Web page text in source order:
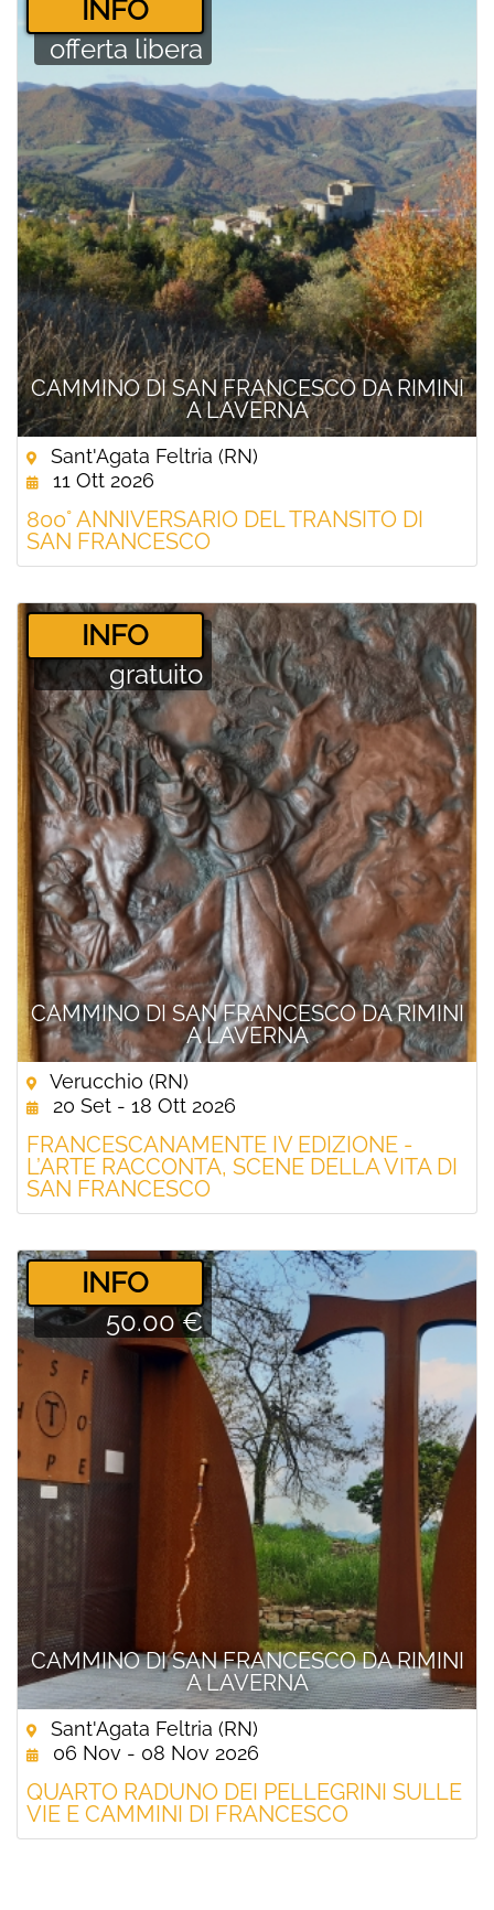
CAMMINO DI SAN FRANCESCO DA RIMINI
A LAVERNA
­INFO
offerta libera
Sant'Agata Feltria (RN)
11 Ott 2026
800° ANNIVERSARIO DEL TRANSITO DI
SAN FRANCESCO
CAMMINO DI SAN FRANCESCO DA RIMINI
A LAVERNA
­INFO
gratuito
Verucchio (RN)
20 Set - 18 Ott 2026
FRANCESCANAMENTE IV EDIZIONE -
L’ARTE RACCONTA, SCENE DELLA VITA DI
SAN FRANCESCO
CAMMINO DI SAN FRANCESCO DA RIMINI
A LAVERNA
­INFO
50.00 €
Sant'Agata Feltria (RN)
06 Nov - 08 Nov 2026
QUARTO RADUNO DEI PELLEGRINI SULLE
VIE E CAMMINI DI FRANCESCO